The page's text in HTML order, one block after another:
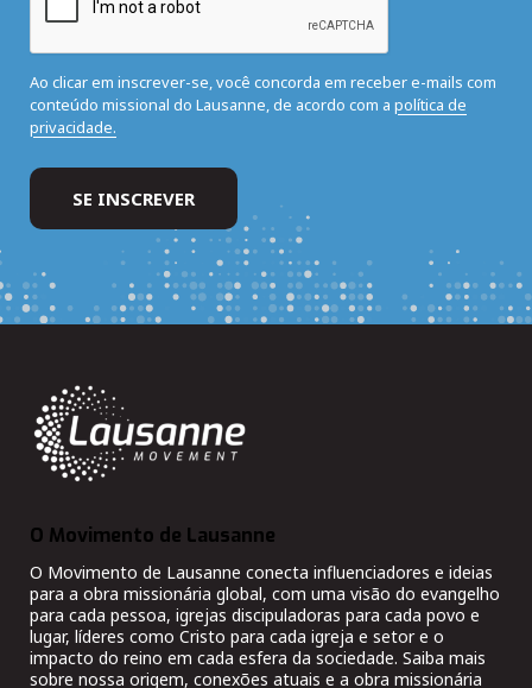
Ao clicar em inscrever-se, você concorda em receber e-mails com
conteúdo missional do Lausanne, de acordo com a política de
privacidade.
O Movimento de Lausanne
O Movimento de Lausanne conecta influenciadores e ideias
para a obra missionária global, com uma visão do evangelho
para cada pessoa, igrejas discipuladoras para cada povo e
lugar, líderes como Cristo para cada igreja e setor e o
impacto do reino em cada esfera da sociedade. Saiba mais
sobre nossa origem, conexões atuais e a obra missionária